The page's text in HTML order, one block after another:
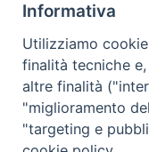
Redazione
Scrivici
Informativa
Utilizziamo
finalità tecniche
altre finalità
"miglioramento
"targeting e